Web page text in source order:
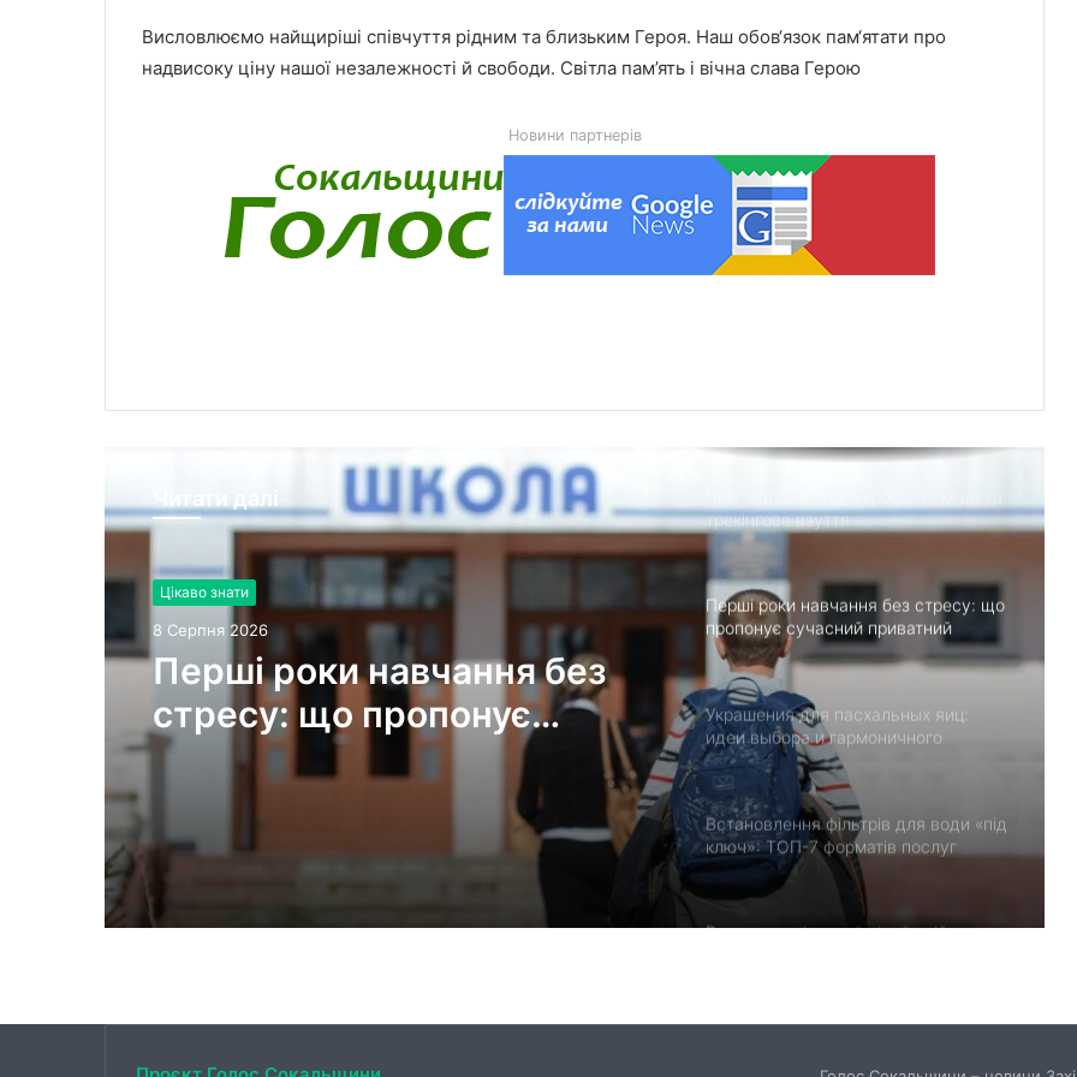
Висловлюємо найщиріші співчуття рідним та близьким Героя. Наш обов‘язок пам‘ятати про
надвисоку ціну нашої незалежності й свободи. Світла пам’ять і вічна слава Герою
Новини партнерів
Читати далі
Цікаво знати
8 Серпня 2026
Украшения для пасхальных
яиц: идеи выбора и
гармоничного
праздничного оформления
Встановлення фільтрів для води «під
ключ»: ТОП-7 форматів послуг
Великомостівський ліцей увійшов до
переліку 12 закладів, що отримають
держсубвенцію на енергостійкість
День лазерної корекції: як насправді
трекінгове взуття
пропонує сучасний приватний
дитячий садок у Чернівцях
Украшения для пасхальных яиц:
идеи выбора и гармоничного
праздничного оформления
Встановлення фільтрів для води «під
ключ»: ТОП-7 форматів послуг
Великомостівський ліцей увійшов до
переліку 12 закладів, що отримають
держсубвенцію на енергостійкість
День лазерної корекції: як насправді